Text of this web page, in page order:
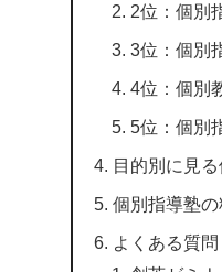
2位：個別
3位：個別
4位：個別
5位：個別
目的別に見
個別指導塾
よくある質問